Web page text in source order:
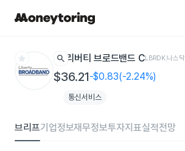
star search 리버티 브로드밴드 CLBRDK나스닥
$36.21-$0.83(-2.24%)
통신서비스
브리프기업정보재무정보투자지표실적전망